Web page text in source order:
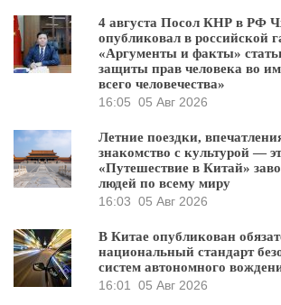
4 августа Посол КНР в РФ
опубликовал в российской
«Аргументы и факты»
защиты прав человека во
всего человечества»
16:05 05 Авг 2026
Летние поездки,
знакомство с культурой —
«Путешествие в Китай»
людей по всему миру
16:03 05 Авг 2026
В Китае опубликован
национальный стандарт
систем автономного
16:01
05 Авг 2026